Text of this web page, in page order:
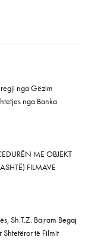
nga Gëzim
nga Banka
ME OBJEKT
FILMAVE
Sh.T.Z. Bajram Begaj
të Filmit